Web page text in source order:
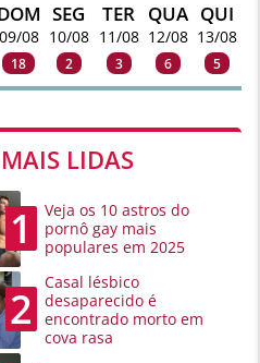
09/08
18
SEG
10/08
2
TER
11/08
3
QUA
12/08
6
QUI
13/08
5
MAIS LIDAS
1
Veja os 10 astros do
pornô gay mais
populares em 2025
2
Casal lésbico
desaparecido é
encontrado morto em
cova rasa